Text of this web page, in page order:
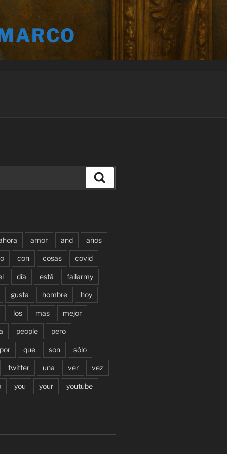
amor and años
con cosas covid
día está failarmy
gusta hombre hoy
los mas mejor
people pero
que son sólo
twitter una ver vez
you your youtube